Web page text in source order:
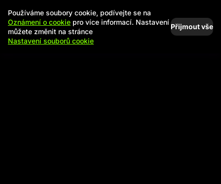
Používáme soubory cookie, podívejte se na
Oznámení o cookie pro více informací. Nastavení
můžete změnit na stránce
Nastavení souborů cookie
Přijmout vše